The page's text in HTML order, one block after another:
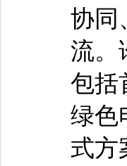
协同
流。
包括
绿色
式方